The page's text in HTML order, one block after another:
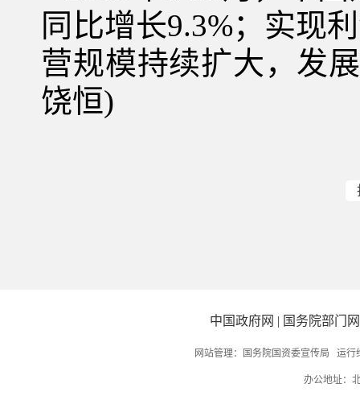
同比增长9.3%；实现
营规模持续扩大，发
饶恒)